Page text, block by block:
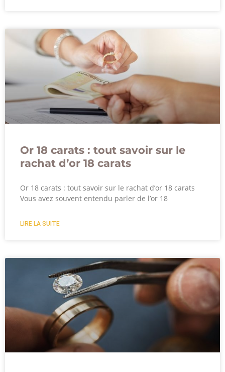
Or 18 carats : tout savoir sur le
rachat d’or 18 carats
Or 18 carats : tout savoir sur le rachat d’or 18 carats
Vous avez souvent entendu parler de l’or 18
LIRE LA SUITE